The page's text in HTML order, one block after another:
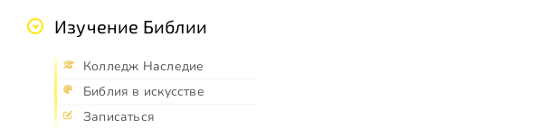
Изучение Библии
Колледж Наследие
Библия в искусстве
Записаться